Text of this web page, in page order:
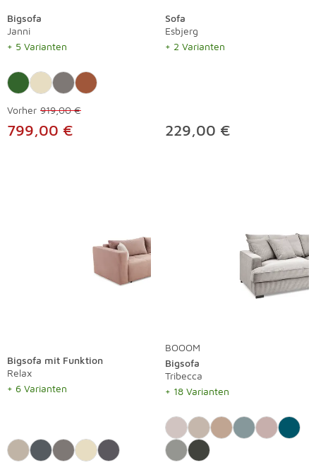
Bigsofa
Janni
+ 5 Varianten
Vorher 919,00 €
799,00 €
Sofa
Esbjerg
+ 2 Varianten
229,00 €
Bigsofa mit Funktion
Relax
+ 6 Varianten
BOOOM
Bigsofa
Tribecca
+ 18 Varianten